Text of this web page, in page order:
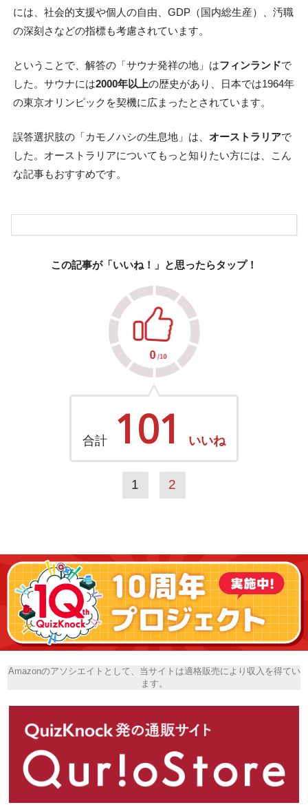
には、社会的支援や個人の自由、GDP（国内総生産）、汚職
の深刻さなどの指標も考慮されています。
ということで、解答の「サウナ発祥の地」はフィンランドで
した。サウナには2000年以上の歴史があり、日本では1964年
の東京オリンピックを契機に広まったとされています。
誤答選択肢の「カモノハシの生息地」は、 オーストラリアで
した。オーストラリアについてもっと知りたい方には、こん
な記事もおすすめです。
この記事が「いいね！」と思ったらタップ！
合計 101 いいね
1 2
Amazonのアソシエイトとして、当サイトは適格販売により収入を得てい
ます。